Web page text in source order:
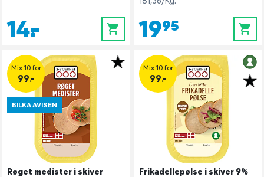
14,- 0 19,95 0
Mix 10 for
99.-
BILKA AVISEN
Røget medister i skiver
Mix 10 for
99.-
Frikadellepølse i skiver 9%